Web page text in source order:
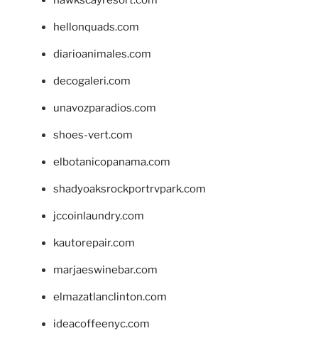
hellonquads.com
diarioanimales.com
decogaleri.com
unavozparadios.com
shoes-vert.com
elbotanicopanama.com
shadyoaksrockportrvpark.com
jccoinlaundry.com
kautorepair.com
marjaeswinebar.com
elmazatlanclinton.com
ideacoffeenyc.com